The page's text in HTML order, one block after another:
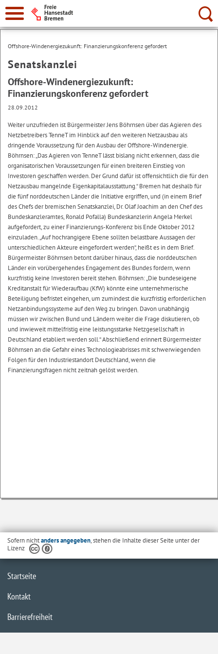
Suche:
Offshore-Windenergiezukunft: Finanzierungskonferenz gefordert
Senatskanzlei
Offshore-Windenergiezukunft:
Finanzierungskonferenz gefordert
28.09.2012
Weiter unzufrieden ist Bürgermeister Jens Böhrnsen über das Agieren des
Netzbetreibers TenneT im Hinblick auf den weiteren Netzausbau als
dringende Voraussetzung für den Ausbau der Offshore-Windenergie.
Böhrnsen: „Das Agieren von TenneT lässt bislang nicht erkennen, dass die
organisatorischen Voraussetzungen für einen breiteren Einstieg von
Investoren geschaffen werden. Der Grund dafür ist offensichtlich die für den
Netzausbau mangelnde Eigenkapitalausstattung.“ Bremen hat deshalb für
die fünf norddeutschen Länder die Initiative ergriffen, und (in einem Brief
des Chefs der bremischen Senatskanzlei, Dr. Olaf Joachim an den Chef des
Bundeskanzleramtes, Ronald Pofalla) Bundeskanzlerin Angela Merkel
aufgefordert, zu einer Finanzierungs-Konferenz bis Ende Oktober 2012
einzuladen. „Auf hochrangigere Ebene sollten belastbare Aussagen der
unterschiedlichen Akteure eingefordert werden“, heißt es in dem Brief.
Bürgermeister Böhrnsen betont darüber hinaus, dass die norddeutschen
Länder ein vorübergehendes Engagement des Bundes fordern, wenn
kurzfristig keine Investoren bereit stehen. Böhrnsen: „Die bundeseigene
Kreditanstalt für Wiederaufbau (KfW) könnte eine unternehmerische
Beteiligung befristet eingehen, um zumindest die kurzfristig erforderlichen
Netzanbindungssysteme auf den Weg zu bringen. Davon unabhängig
müssen wir zwischen Bund und Ländern weiter die Frage diskutieren, ob
und inwieweit mittelfristig eine leistungsstarke Netzgesellschaft in
Deutschland etabliert werden soll.“ Abschließend erinnert Bürgermeister
Böhrnsen an die Gefahr eines Technologieabrisses mit schwerwiegenden
Folgen für den Industriestandort Deutschland, wenn die
Finanzierungsfragen nicht zeitnah gelöst werden.
Sofern nichtanders angegeben, stehen die Inhalte dieser Seite unter der
Lizenz
Startseite
Kontakt
Barrierefreiheit